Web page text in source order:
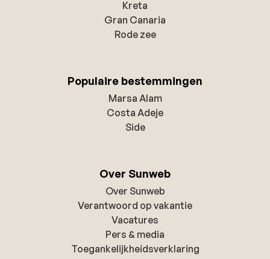
Kreta
Gran Canaria
Rode zee
Populaire bestemmingen
Marsa Alam
Costa Adeje
Side
Over Sunweb
Over Sunweb
Verantwoord op vakantie
Vacatures
Pers & media
Toegankelijkheidsverklaring